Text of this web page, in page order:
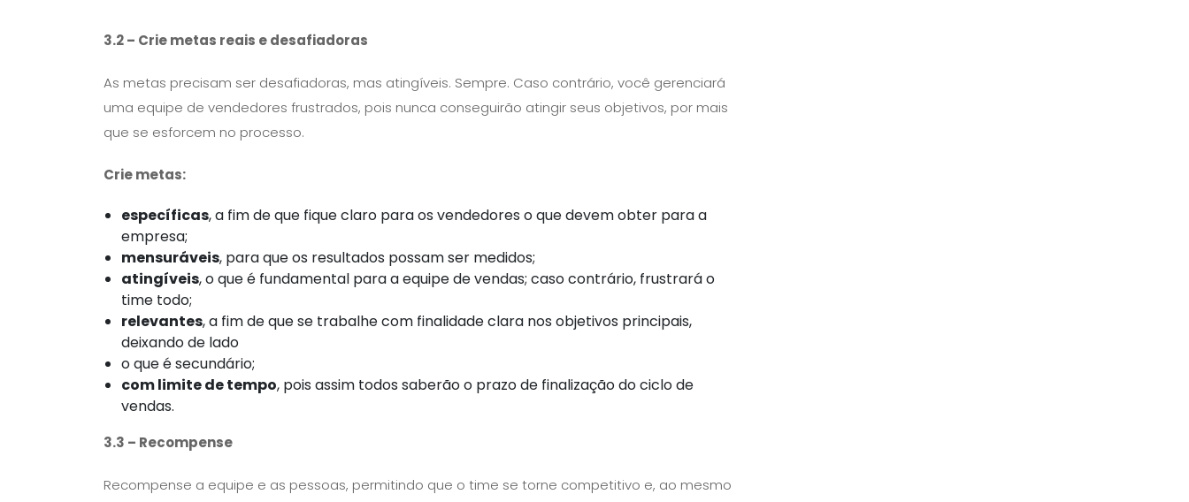
3.2– Crie metas reais e desafiadoras
As metas precisam ser desafiadoras, mas atingíveis. Sempre. Caso contrário, você gerenciará
uma equipe de vendedores frustrados, pois nunca conseguirão atingir seus objetivos, por mais
que se esforcem no processo.
Crie metas:
específicas, a fim de que fique claro para os vendedores o que devem obter para a
empresa;
mensuráveis, para que os resultados possam ser medidos;
atingíveis, o que é fundamental para a equipe de vendas; caso contrário, frustrará o
time todo;
relevantes, a fim de que se trabalhe com finalidade clara nos objetivos principais,
deixando de lado
o que é secundário;
com limite de tempo, pois assim todos saberão o prazo de finalização do ciclo de
vendas.
3.3 – Recompense
Recompense a equipe e as pessoas, permitindo que o time se torne competitivo e, ao mesmo